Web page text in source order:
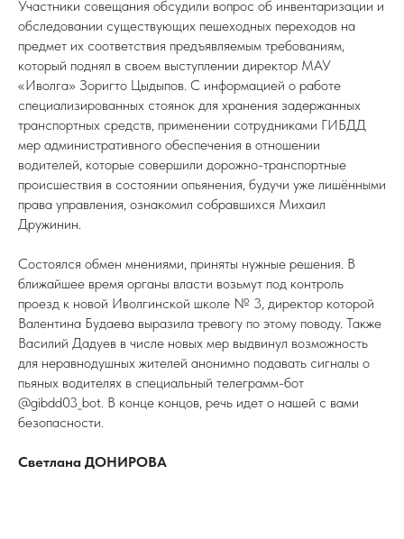
Участники совещания обсудили вопрос об инвентаризации и
обследовании существующих пешеходных переходов на
предмет их соответствия предъявляемым требованиям,
который поднял в своем выступлении директор МАУ
«Иволга» Зоригто Цыдыпов. С информацией о работе
специализированных стоянок для хранения задержанных
транспортных средств, применении сотрудниками ГИБДД
мер административного обеспечения в отношении
водителей, которые совершили дорожно-транспортные
происшествия в состоянии опьянения, будучи уже лишёнными
права управления, ознакомил собравшихся Михаил
Дружинин.
Состоялся обмен мнениями, приняты нужные решения. В
ближайшее время органы власти возьмут под контроль
проезд к новой Иволгинской школе № 3, директор которой
Валентина Будаева выразила тревогу по этому поводу. Также
Василий Дадуев в числе новых мер выдвинул возможность
для неравнодушных жителей анонимно подавать сигналы о
пьяных водителях в специальный телеграмм-бот
@gibdd03_bot. В конце концов, речь идет о нашей с вами
безопасности.
Светлана ДОНИРОВА